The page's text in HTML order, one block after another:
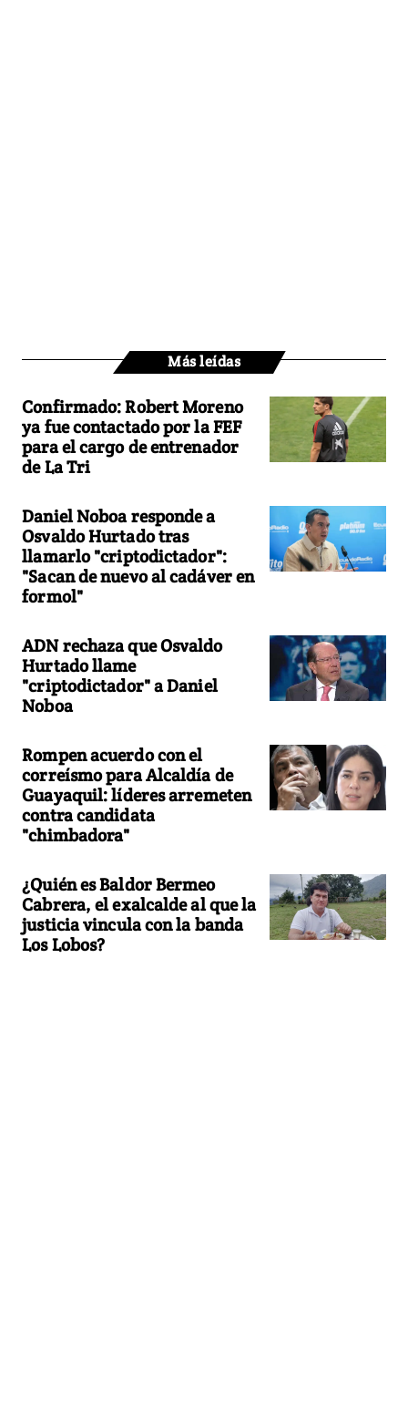
Más leídas
Confirmado: Robert Moreno
ya fue contactado por la FEF
para el cargo de entrenador
de La Tri
Daniel Noboa responde a
Osvaldo Hurtado tras
llamarlo "criptodictador":
"Sacan de nuevo al cadáver en
formol"
ADN rechaza que Osvaldo
Hurtado llame
"criptodictador" a Daniel
Noboa
Rompen acuerdo con el
correísmo para Alcaldía de
Guayaquil: líderes arremeten
contra candidata
"chimbadora"
¿Quién es Baldor Bermeo
Cabrera, el exalcalde al que la
justicia vincula con la banda
Los Lobos?